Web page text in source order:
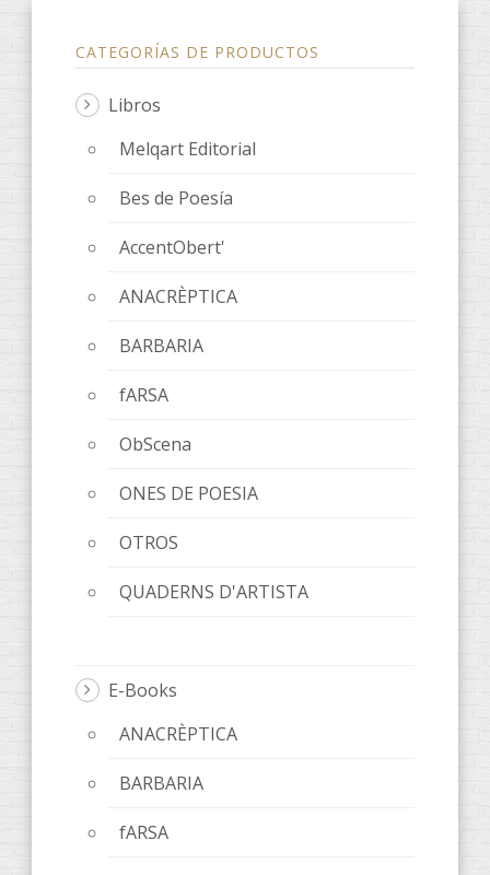
CATEGORÍAS DE PRODUCTOS
Libros
Melqart Editorial
Bes de Poesía
AccentObert'
ANACRÈPTICA
BARBARIA
fARSA
ObScena
ONES DE POESIA
OTROS
QUADERNS D'ARTISTA
E-Books
ANACRÈPTICA
BARBARIA
fARSA